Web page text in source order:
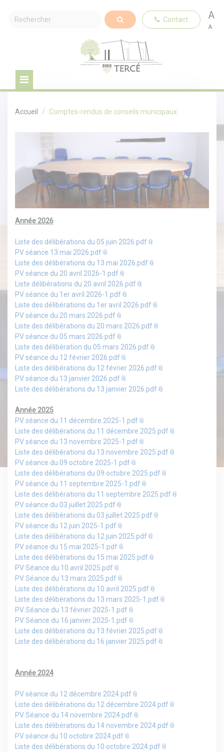
Contact A
A
Accueil Comptes-rendus de conseils municipaux
Année 2026
Liste des délibérations du 05 juin 2026.pdf
PV séance 13 mai 2026.pdf
Liste des délibérations du 13 mai 2026.pdf
PV séance du 20 avril 2026-1.pdf
Liste délibérations du 20 avril 2026.pdf
PV séance du 1er avril 2026-1.pdf
Liste des délibérations du 1er avril 2026.pdf
PV séance du 20 mars 2026.pdf
Liste des délibérations du 20 mars 2026.pdf
PV séance du 05 mars 2026.pdf
Liste des délibération du 05 mars 2026.pdf
PV séance du 12 février 2026.pdf
Liste des délibérations du 12 février 2026.pdf
PV séance du 13 janvier 2026.pdf
Liste des délibérations du 13 janvier 2026.pdf
Année 2025
PV séance du 11 décembre 2025-1.pdf
Liste des délibérations du 11 décembre 2025.pdf
PV séance du 13 novembre 2025-1.pdf
Liste des délibérations du 13 novembre 2025.pdf
PV séance du 09 octobre 2025-1.pdf
Liste des délibérations du 09 octobre 2025.pdf
PV séance du 11 septembre 2025-1.pdf
Liste des délibérations du 11 septembre 2025.pdf
PV séance du 03 juillet 2025.pdf
Liste des délibérations du 03 juillet 2025.pdf
PV séance du 12 juin 2025-1.pdf
Liste des délibérations du 12 juin 2025.pdf
PV séance du 15 mai 2025-1.pdf
Liste des délibérations du 15 mai 2025.pdf
PV Séance du 10 avril 2025.pdf
PV Séance du 13 mars 2025.pdf
Liste des délibérations du 10 avril 2025.pdf
Liste des délibérations du 13 mars 2025-1.pdf
PV Séance du 13 février 2025-1.pdf
PV Séance du 16 janvier 2025-1.pdf
Liste des délibérations du 13 février 2025.pdf
Liste des délibérations du 16 janvier 2025.pdf
Année 2024
PV séance du 12 décembre 2024.pdf
Liste des délibérations du 12 décembre 2024.pdf
PV Séance du 14 novembre 2024.pdf
Liste des délibérations du 14 novembre 2024.pdf
PV séance du 10 octobre 2024.pdf
Liste des délibérations du 10 octobre 2024.pdf